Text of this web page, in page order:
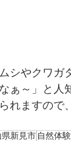
シやクワ
ぁ～」と
れますので
県新見市 自然体験